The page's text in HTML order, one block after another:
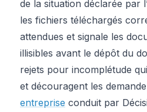
de la situation déclarée par
les fichiers téléchargés
attendues et signale les
illisibles avant le dépôt du
rejets pour incomplétude
et découragent les
entreprise conduit par